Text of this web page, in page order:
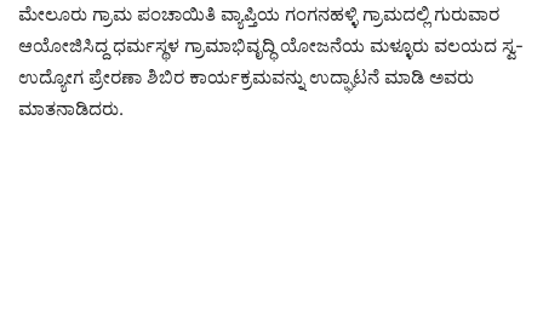
ಮೇಲೂರು ಗ್ರಾಮ ಪಂಚಾಯಿತಿ ವ್ಯಾಪ್ತಿಯ ಗಂಗನಹಳ್ಳಿ ಗ್ರಾಮದಲ್ಲಿ ಗುರುವಾರ
ಆಯೋಜಿಸಿದ್ದ ಧರ್ಮಸ್ಥಳ ಗ್ರಾಮಾಭಿವೃದ್ಧಿ ಯೋಜನೆಯ ಮಳ್ಳೂರು ವಲಯದ ಸ್ವ-
ಉದ್ಯೋಗ ಪ್ರೇರಣಾ ಶಿಬಿರ ಕಾರ್ಯಕ್ರಮವನ್ನು ಉದ್ಘಾಟನೆ ಮಾಡಿ ಅವರು
ಮಾತನಾಡಿದರು.